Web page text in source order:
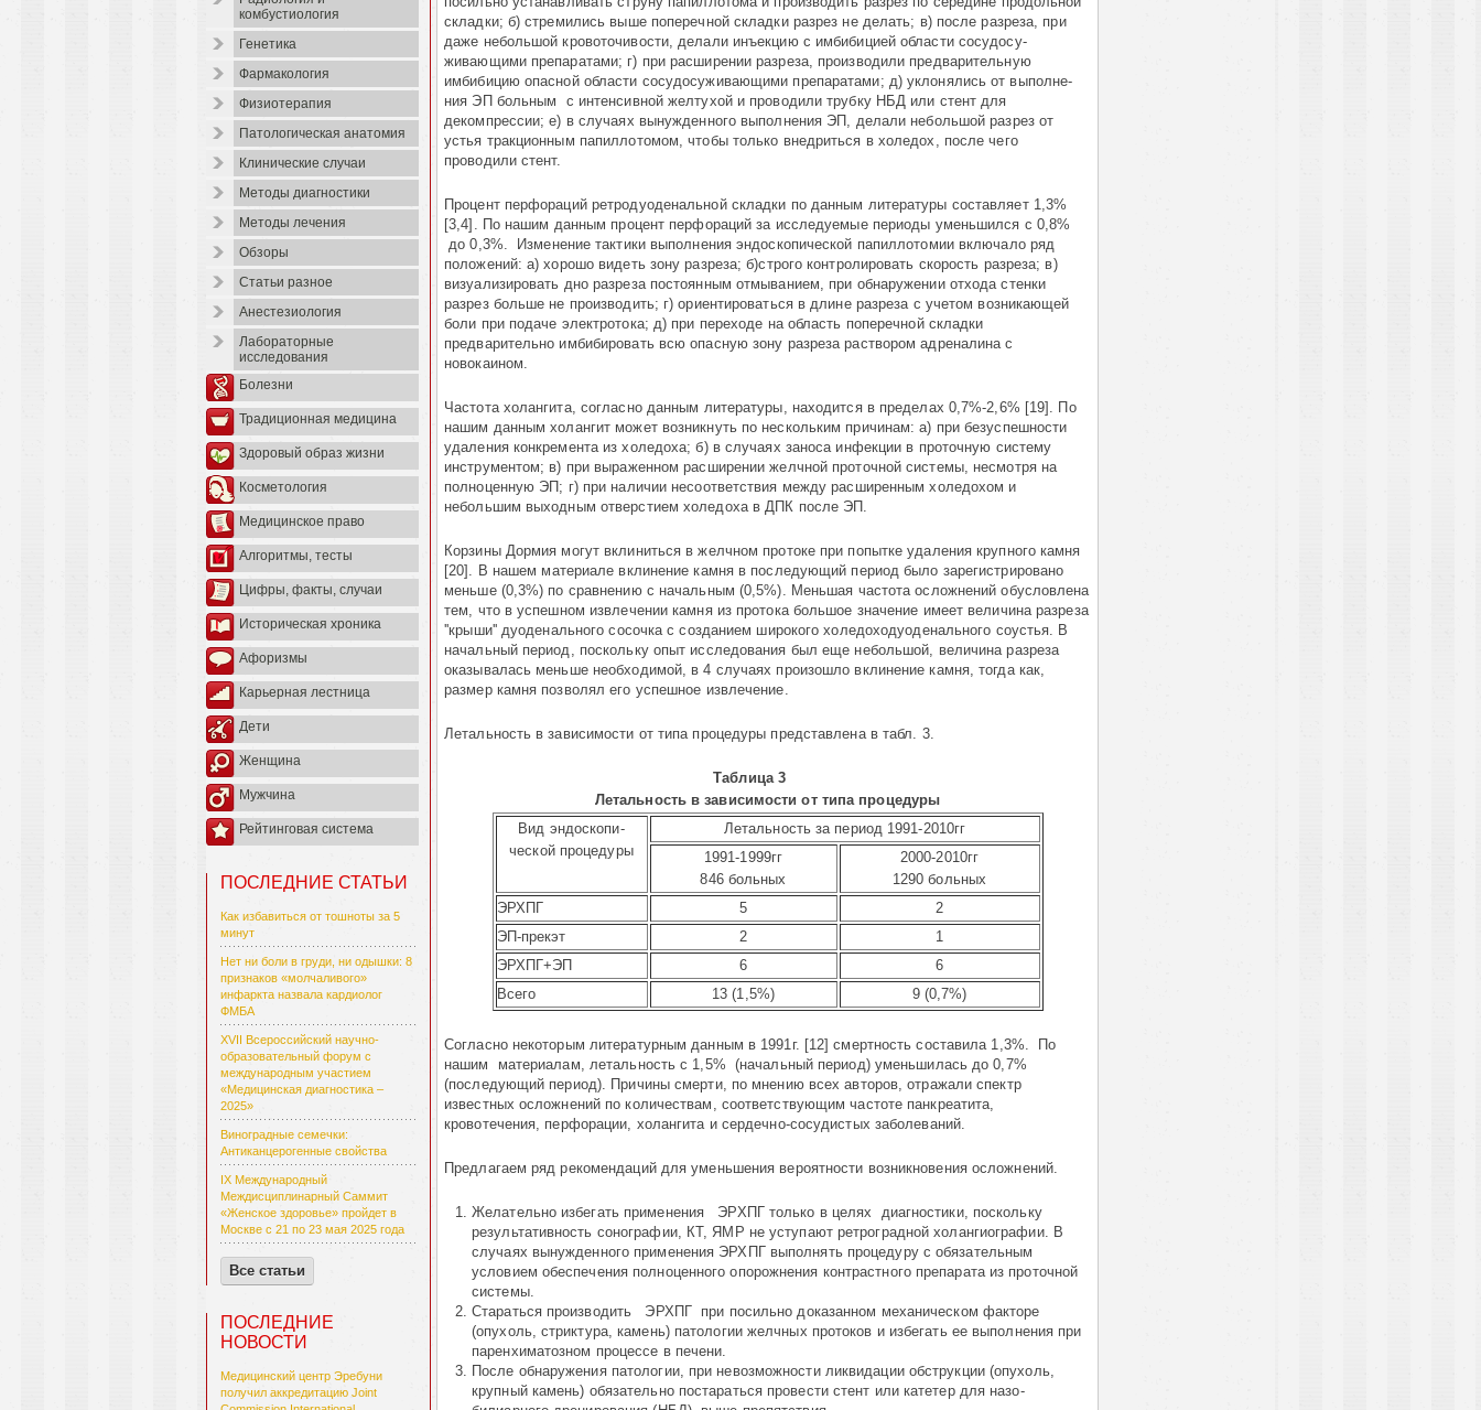
комбустиология
Генетика
Фармакология
Физиотерапия
Патологическая анатомия
Клинические случаи
Методы диагностики
Методы лечения
Обзоры
Статьи разное
Анестезиология
Лабораторные
исследования
Болезни
Традиционная медицина
Здоровый образ жизни
Косметология
Медицинское право
Алгоритмы, тесты
Цифры, факты, случаи
Историческая хроника
Афоризмы
Карьерная лестница
Дети
Женщина
Мужчина
Рейтинговая система
ПОСЛЕДНИЕ СТАТЬИ
Как избавиться от тошноты за 5
минут
Нет ни боли в груди, ни одышки: 8
признаков «молчаливого»
инфаркта назвала кардиолог
ФМБА
XVII Всероссийский научно-
образовательный форум с
международным участием
«Медицинская диагностика –
2025»
Виноградные семечки:
Антиканцерогенные свойства
IX Международный
Междисциплинарный Саммит
«Женское здоровье» пройдет в
Москве с 21 по 23 мая 2025 года
Все статьи
ПОСЛЕДНИЕ
НОВОСТИ
Медицинский центр Эребуни
получил аккредитацию Joint
складки; б) стремились выше поперечной складки разрез не делать; в) после разреза, при
даже небольшой кровото­чиво­сти, делали инъекцию с имбибицией области сосудо­су­
живающими пре­пара­тами; г) при рас­шире­нии разреза, производили предварительную
имбибицию опасной облас­ти сосудосужи­ва­ю­щи­ми препаратами; д) уклонялись от выпол­н­е­
ния ЭП больным с интенсивной желтухой и проводили трубку НБД или стент для
декомпрессии; е) в слу­чаях вынужденного выполнения ЭП, делали небольшой разрез от
устья тракционным папиллотомом, чтобы только внедриться в холедох, после чего
проводили стент.
Процент перфораций ретродуоденальной складки по данным литературы составляет 1,3%
[3,4]. По нашим данным процент перфораций за исследуемые периоды уменьшился с 0,8%
до 0,3%. Изменение тактики выполнения эндоскопической папиллотомии включало ряд
положе­ний: а) хорошо видеть зону разреза; б)строго контролировать скорость разреза; в)
визуализи­ро­­вать дно разреза постоян­ным отмыванием, при обнаружении отхода стенки
разрез больше не производить; г) ориенти­ро­­ваться в длине разреза с учетом возникающей
боли при пода­че электротока; д) при переходе на область поперечной складки
предварительно имбибировать всю опасную зону разреза раствором адреналина с
новокаином.
Частота холангита, согласно данным литературы, находится в пределах 0,7%-2,6% [19]. По
нашим данным холангит может возникнуть по нескольким причинам: а) при безуспешности
удаления конкремента из холедоха; б) в случаях заноса инфекции в проточную систему
инструментом; в) при выраженном расширении желчной проточной системы, несмотря на
полноценную ЭП; г) при наличии несоответствия между расширенным холедохом и
небольшим выходным отверстием холедоха в ДПК после ЭП.
Корзины Дормия могут вклиниться в желчном протоке при попытке удаления крупного камня
[20]. В нашем материале вклинение камня в последующий период было зарегистрировано
меньше (0,3%) по сравнению с начальным (0,5%). Меньшая частота осложнений обусловлена
тем, что в успешном извлечении камня из протока большое значение имеет величина разреза
''крыши'' дуоденального сосочка с созданием широкого холедоходуоденального соустья. В
начальный период, поскольку опыт исследования был еще небольшой, величина разреза
оказывалась меньше необходимой, в 4 случаях произошло вклинение камня, тогда как,
размер камня позволял его успешное извлечение.
Летальность в зависимости от типа процедуры представлена в табл. 3.
Таб­лица 3
Летальность в зависимости от типа процедуры
Вид эндоскопи-
ческой процедуры
Летальностьза период 1991-2010гг
1991-1999гг
846 больных
2000-2010гг
1290 больных
ЭРХПГ
5
2
ЭП-прекэт
2
1
ЭРХПГ+ЭП
6
6
Всего
13 (1,5%) 9 (0,7%)
Согласно некоторым литературным данным в 1991г. [12] смертность составила 1,3%. По
нашим материалам, летальность с 1,5% (начальный период) уменьшилась до 0,7%
(последующий период). Причины смерти, по мнению всех авторов, отражали спектр
известных осложнений по количествам, соответствующим частоте панкреатита,
кровотечения, перфорации, холангита и сердечно-сосудистых заболеваний.
Предлагаем ряд рекомендаций для уменьшения вероятности возникновения осложнений.
Желательно избегать применения ЭРХПГ только в целях диагностики, поскольку
результативность сонографии, КТ, ЯМР не уступают ретроградной холангиографии. В
случаях вынужденного применения ЭРХПГ выполнять процедуру с обязательным
условием обеспечения полноценного опорожнения контрастного препарата из проточной
системы.
Стараться производить ЭРХПГ при посильно доказанном механическом факторе
(опухоль, стриктура, камень) патологии желчных протоков и избегать ее выполнения при
паренхиматозном процессе в печени.
После обнаружения патологии, при невозможности ликвидации обструкции (опухоль,
крупный камень) обязательно постараться провести стент или катетер для назо-